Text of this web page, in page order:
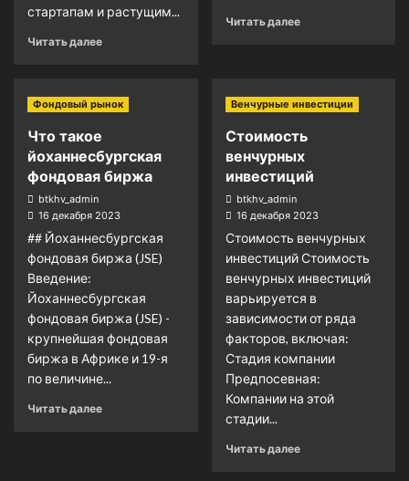
стартапам и растущим...
Читать далее
Читать далее
Фондовый рынок
Что такое
йоханнесбургская
фондовая биржа
btkhv_admin
16 декабря 2023
## Йоханнесбургская
фондовая биржа (JSE)
Введение:
Йоханнесбургская
фондовая биржа (JSE) -
крупнейшая фондовая
биржа в Африке и 19-я
по величине...
Читать далее
Венчурные инвестиции
Стоимость
венчурных
инвестиций
btkhv_admin
16 декабря 2023
Стоимость венчурных
инвестиций Стоимость
венчурных инвестиций
варьируется в
зависимости от ряда
факторов, включая:
Стадия компании
Предпосевная:
Компании на этой
стадии...
Читать далее